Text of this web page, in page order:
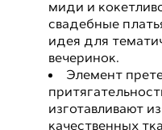
миди и
свадебные
идея для
вечеринок.
Элемент
изготавливают
качественных